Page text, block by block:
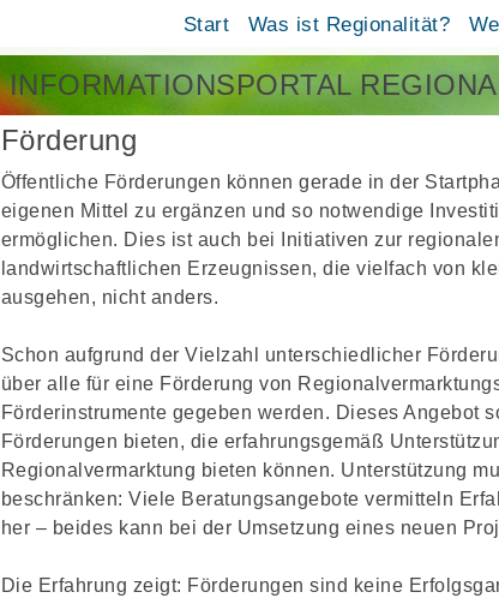
Start Was ist Regionalität?
INFORMATIONSPORTAL
Förderung
Öffentliche Förderungen können gerade in der
eigenen Mittel zu ergänzen und so notwendige
ermöglichen. Dies ist auch bei Initiativen zur
landwirtschaftlichen Erzeugnissen, die vielfach von
ausgehen, nicht anders.
Schon aufgrund der Vielzahl unterschiedlicher
über alle für eine Förderung von
Förderinstrumente gegeben werden. Dieses Angebot
Förderungen bieten, die erfahrungsgemäß
Regionalvermarktung bieten können. Unterstützung
beschränken: Viele Beratungsangebote vermitteln
her – beides kann bei der Umsetzung eines neuen
Die Erfahrung zeigt: Förderungen sind keine